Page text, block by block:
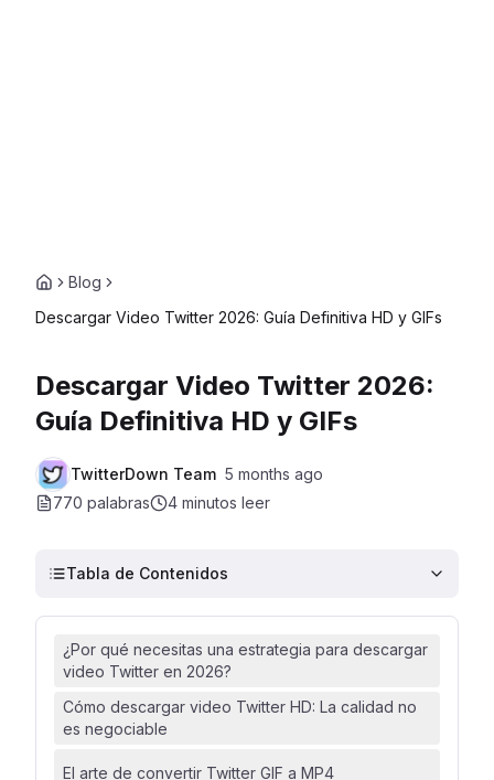
Blog
Descargar Video Twitter 2026: Guía Definitiva HD y GIFs
Descargar Video Twitter 2026:
Guía Definitiva HD y GIFs
TwitterDown Team 5 months ago
770 palabras
4 minutos leer
Tabla de Contenidos
¿Por qué necesitas una estrategia para descargar
video Twitter en 2026?
Cómo descargar video Twitter HD: La calidad no
es negociable
El arte de convertir Twitter GIF a MP4